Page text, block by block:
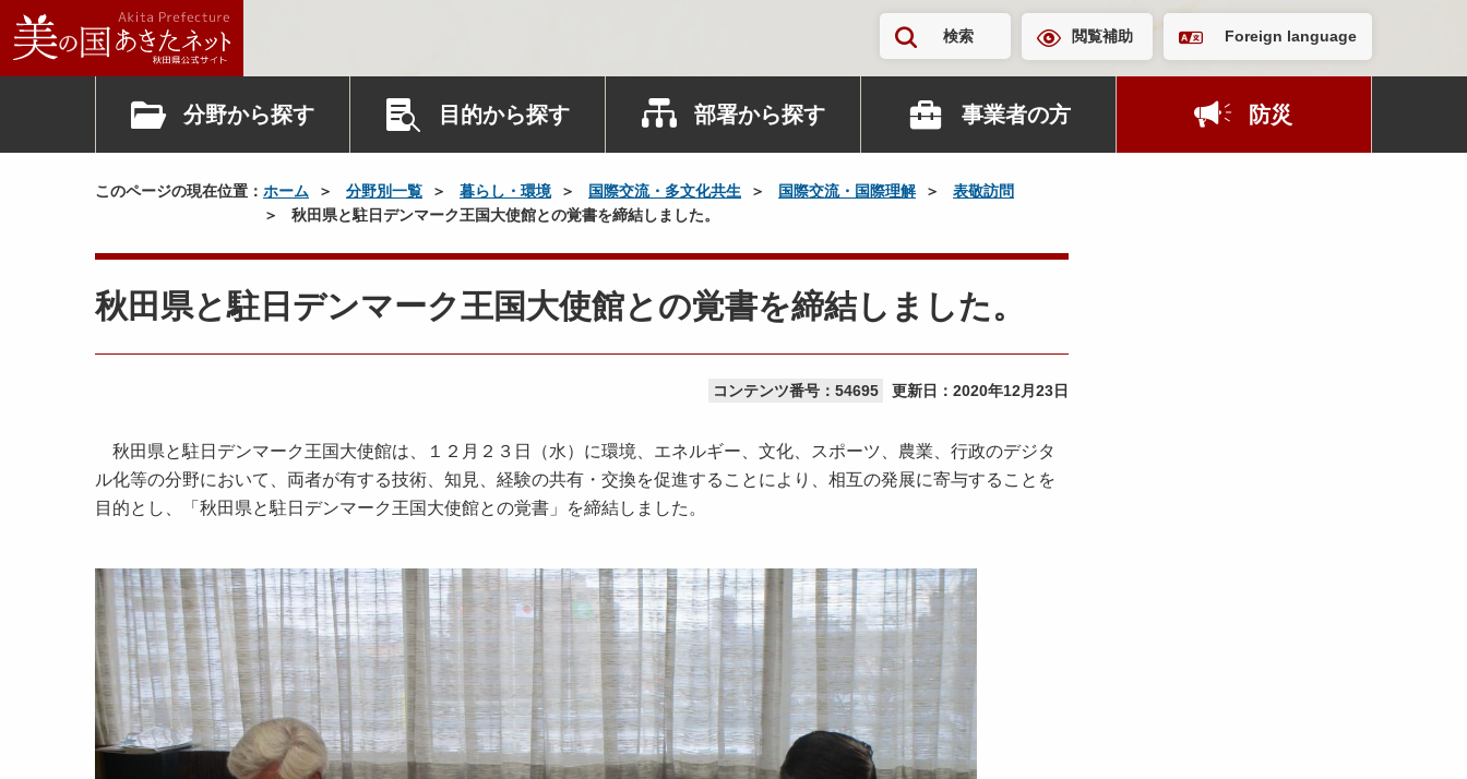
検索 閲覧補助 Foreign language
分野から探す 目的から探す 部署から探す 事業者の方 防災
このページの現在位置： ホーム 分野別一覧 暮らし・環境 国際交流・多文化共生 国際交流・国際理解
表敬訪問
秋田県と駐日デンマーク王国大使館との覚書を締結しました。
秋田県と駐日デンマーク王国大使館との覚書を締結しました。
コンテンツ番号：54695 更新日： 2020年12月23日
秋田県と駐日デンマーク王国大使館は、１２月２３日（水）に環境、エネルギー、文化、スポーツ、農業、行政のデジタ
ル化等の分野において、両者が有する技術、知見、経験の共有・交換を促進することにより、相互の発展に寄与することを
目的とし、「秋田県と駐日デンマーク王国大使館との覚書」を締結しました。